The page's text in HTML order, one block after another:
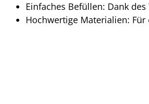
Einfaches Befüllen: Dank
Hochwertige Materialien: